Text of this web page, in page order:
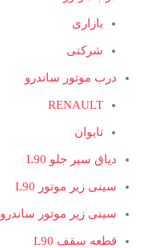
بازاری
شرکتی
درب موتور ساندرو
RENAULT
تایوان
دیاق سپر جلو L90
سینی زیر موتور L90
سینی زیر موتور ساندرو
قطعه سقف L90